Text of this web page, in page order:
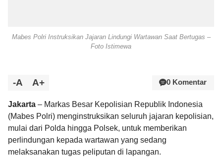
Mabes Polri Instruksikan Jajaran Lindungi Wartawan Saat Bertugas –
Foto Istimewa
-A A+ 0 Komentar
Jakarta – Markas Besar Kepolisian Republik Indonesia
(Mabes Polri) menginstruksikan seluruh jajaran kepolisian,
mulai dari Polda hingga Polsek, untuk memberikan
perlindungan kepada wartawan yang sedang
melaksanakan tugas peliputan di lapangan.